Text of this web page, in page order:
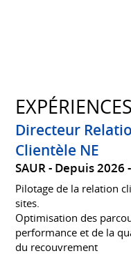
EXPÉRIENCES
Directeur
Clientèle NE
SAUR Depuis 2026
Pilotage de la relation
sites.
Optimisation des
performance et de la
du recouvrement